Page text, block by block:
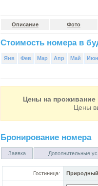
Описание Фото
Стоимость номера в
Янв Фев Мар Апр Май Июн
Цены на проживание
Цены
Бронирование номера
Заявка Дополнительные
Гостиница: Природный